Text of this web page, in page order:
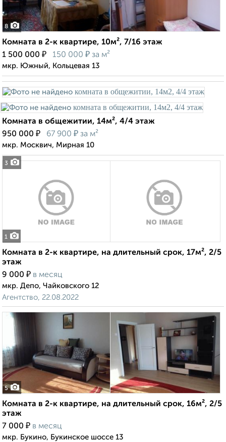
8
Комната в 2-к квартире, 10м², 7/16 этаж
1 500 000 ₽ 150 000 ₽ за м²
мкр. Южный, Кольцевая 13
3
Комната в общежитии, 14м², 4/4 этаж
950 000 ₽ 67 900 ₽ за м²
мкр. Москвич, Мирная 10
1
Комната в 2-к квартире, на длительный срок, 17м², 2/5
этаж
9 000 ₽ в месяц
мкр. Депо, Чайковского 12
Агентство, 22.08.2022
5
Комната в 2-к квартире, на длительный срок, 16м², 2/5
этаж
7 000 ₽ в месяц
мкр. Букино, Букинское шоссе 13